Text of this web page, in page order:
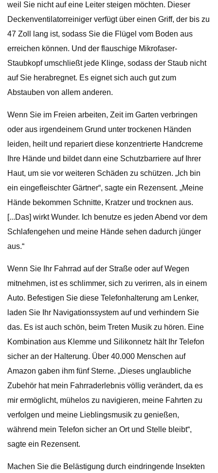
weil Sie nicht auf eine Leiter steigen möchten. Dieser
Deckenventilatorreiniger verfügt über einen Griff, der bis zu
47 Zoll lang ist, sodass Sie die Flügel vom Boden aus
erreichen können. Und der flauschige Mikrofaser-
Staubkopf umschließt jede Klinge, sodass der Staub nicht
auf Sie herabregnet. Es eignet sich auch gut zum
Abstauben von allem anderen.
Wenn Sie im Freien arbeiten, Zeit im Garten verbringen
oder aus irgendeinem Grund unter trockenen Händen
leiden, heilt und repariert diese konzentrierte Handcreme
Ihre Hände und bildet dann eine Schutzbarriere auf Ihrer
Haut, um sie vor weiteren Schäden zu schützen. „Ich bin
ein eingefleischter Gärtner“, sagte ein Rezensent. „Meine
Hände bekommen Schnitte, Kratzer und trocknen aus.
[...Das] wirkt Wunder. Ich benutze es jeden Abend vor dem
Schlafengehen und meine Hände sehen dadurch jünger
aus.“
Wenn Sie Ihr Fahrrad auf der Straße oder auf Wegen
mitnehmen, ist es schlimmer, sich zu verirren, als in einem
Auto. Befestigen Sie diese Telefonhalterung am Lenker,
laden Sie Ihr Navigationssystem auf und verhindern Sie
das. Es ist auch schön, beim Treten Musik zu hören. Eine
Kombination aus Klemme und Silikonnetz hält Ihr Telefon
sicher an der Halterung. Über 40.000 Menschen auf
Amazon gaben ihm fünf Sterne. „Dieses unglaubliche
Zubehör hat mein Fahrraderlebnis völlig verändert, da es
mir ermöglicht, mühelos zu navigieren, meine Fahrten zu
verfolgen und meine Lieblingsmusik zu genießen,
während mein Telefon sicher an Ort und Stelle bleibt“,
sagte ein Rezensent.
Machen Sie die Belästigung durch eindringende Insekten